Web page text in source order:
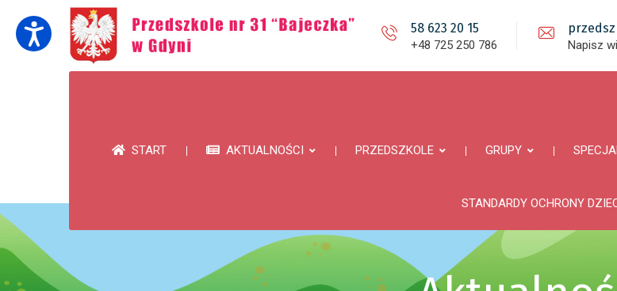
58 623 20 15
+48 725 250 786 Napisz
START AKTUALNOŚCI PRZEDSZKOLE GRUPY
STANDARDY OCHRONY